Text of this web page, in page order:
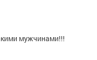
мужчинами!!!